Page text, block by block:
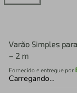
Varão Simples
– 2 m
Fornecido e entregue por
Carregando…